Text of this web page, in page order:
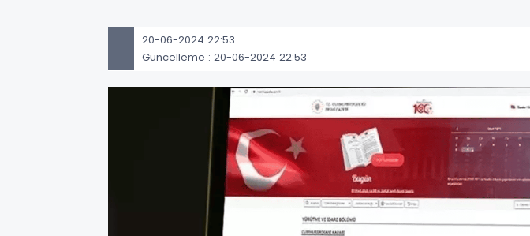
20-06-2024 22:53
Güncelleme : 20-06-2024 22:53